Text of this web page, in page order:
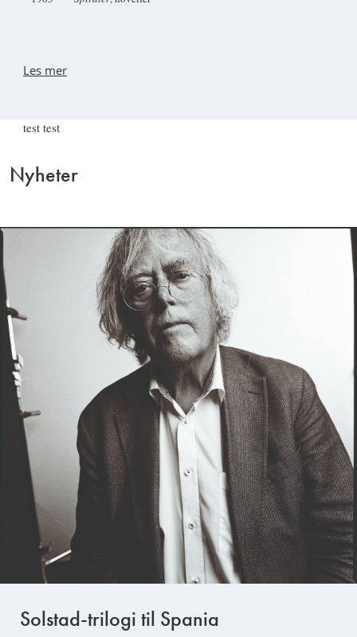
Les mer
test test
Nyheter
Solstad-trilogi til Spania